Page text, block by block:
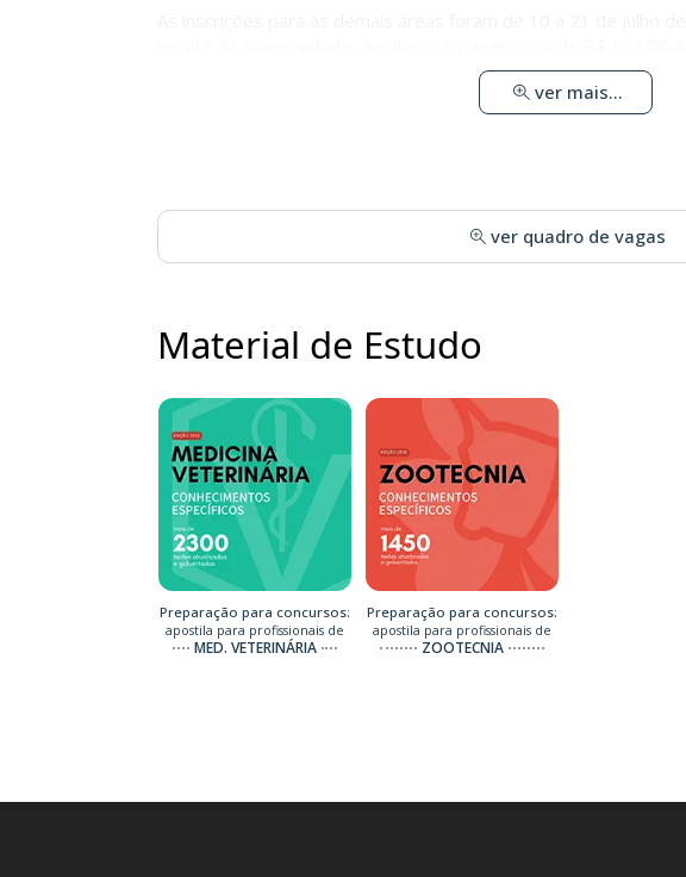
ver mais...
ver quadro de vagas
Material de Estudo
Preparação para concursos:
apostila para profissionais de
MED. VETERINÁRIA
Preparação para concursos:
apostila para profissionais de
ZOOTECNIA